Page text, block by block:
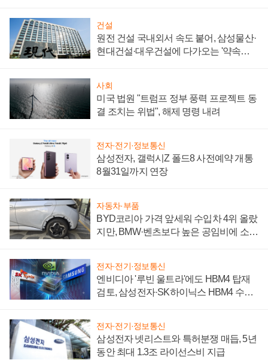
건설
원전 건설 국내외서 속도 붙어, 삼성물산·
현대건설·대우건설에 다가오는 '약속의
사회
미국 법원 "트럼프 정부 풍력 프로젝트 동
결 조치는 위법", 해제 명령 내려
전자·전기·정보통신
삼성전자, 갤럭시Z 폴드8 사전예약 개통
8월31일까지 연장
자동차·부품
BYD코리아 가격 앞세워 수입차 4위 올랐
지만, BMW·벤츠보다 높은 공임비에 소비
전자·전기·정보통신
엔비디아 '루빈 울트라'에도 HBM4 탑재
검토, 삼성전자·SK하이닉스 HBM4 수율
전자·전기·정보통신
삼성전자 넷리스트와 특허분쟁 매듭, 5년
동안 최대 1.3조 라이선스비 지급